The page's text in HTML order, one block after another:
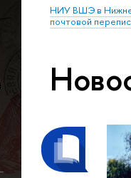
НИУ ВШЭ в
почтовой